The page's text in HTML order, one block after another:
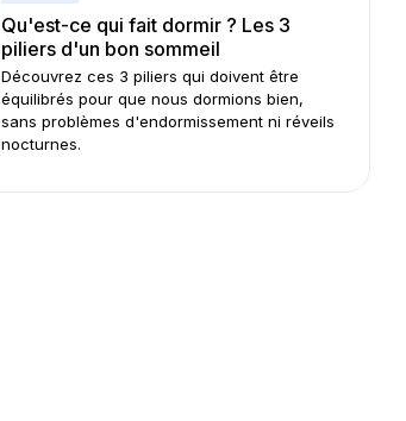
Qu'est-ce qui fait dormir ? Les 3
piliers d'un bon sommeil
Découvrez ces 3 piliers qui doivent être
équilibrés pour que nous dormions bien,
sans problèmes d'endormissement ni réveils
nocturnes.